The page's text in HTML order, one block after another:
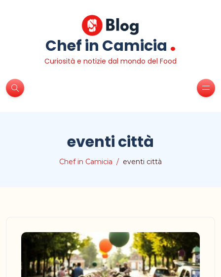
Chef in Camicia .
Curiosità e notizie dal mondo del Food
eventi città
Chef in Camicia eventi città